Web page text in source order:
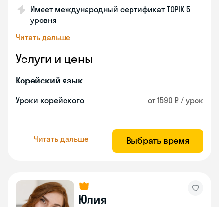
Имеет международный сертификат TOPIK 5
уровня
Читать дальше
Услуги и цены
Корейский язык
Уроки корейского от 1590 ₽ / урок
Читать дальше Выбрать время
Юлия